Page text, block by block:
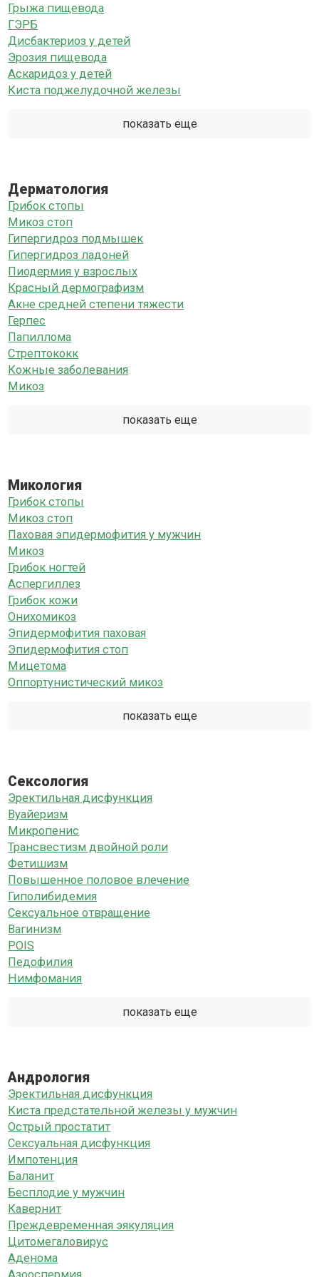
Грыжа пищевода
ГЭРБ
Дисбактериоз у детей
Эрозия пищевода
Аскаридоз у детей
Киста поджелудочной железы
показать еще
Дерматология
Грибок стопы
Микоз стоп
Гипергидроз подмышек
Гипергидроз ладоней
Пиодермия у взрослых
Красный дермографизм
Акне средней степени тяжести
Герпес
Папиллома
Стрептококк
Кожные заболевания
Микоз
показать еще
Микология
Грибок стопы
Микоз стоп
Паховая эпидермофития у мужчин
Микоз
Грибок ногтей
Аспергиллез
Грибок кожи
Онихомикоз
Эпидермофития паховая
Эпидермофития стоп
Мицетома
Оппортунистический микоз
показать еще
Сексология
Эректильная дисфункция
Вуайеризм
Микропенис
Трансвестизм двойной роли
Фетишизм
Повышенное половое влечение
Гиполибидемия
Сексуальное отвращение
Вагинизм
POIS
Педофилия
Нимфомания
показать еще
Андрология
Эректильная дисфункция
Киста предстательной железы у мужчин
Острый простатит
Сексуальная дисфункция
Импотенция
Баланит
Бесплодие у мужчин
Кавернит
Преждевременная эякуляция
Цитомегаловирус
Аденома
Азооспермия